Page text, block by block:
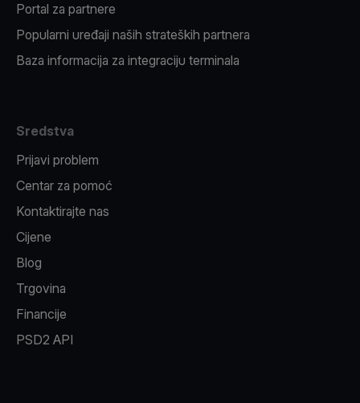
Portal za partnere
Popularni uređaji naših strateških partnera
Baza informacija za integraciju terminala
Sredstva
Prijavi problem
Centar za pomoć
Kontaktirajte nas
Cijene
Blog
Trgovina
Financije
PSD2 API